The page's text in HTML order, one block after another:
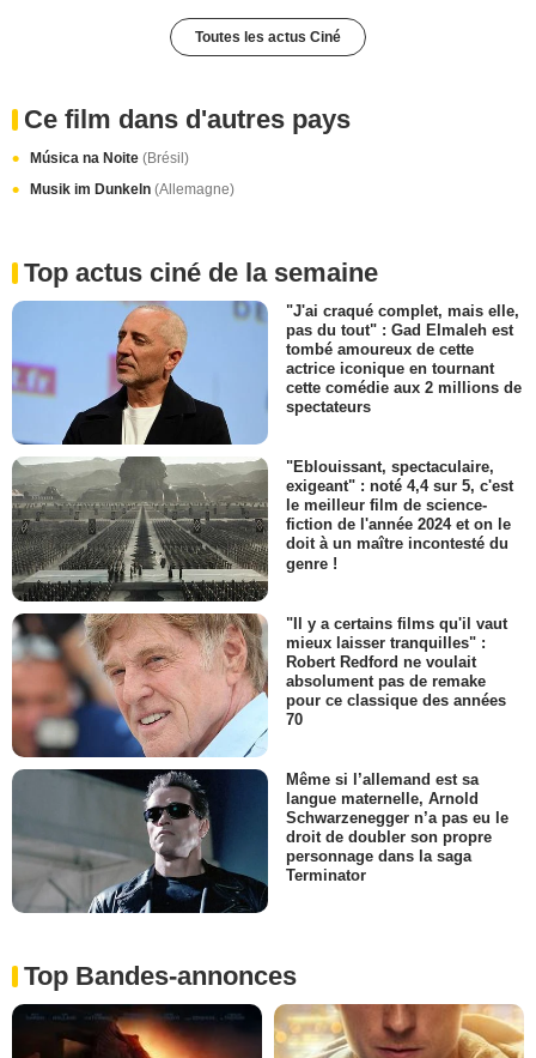
Toutes les actus Ciné
Ce film dans d'autres pays
Música na Noite (Brésil)
Musik im Dunkeln (Allemagne)
Top actus ciné de la semaine
"J'ai craqué complet, mais elle,
pas du tout" : Gad Elmaleh est
tombé amoureux de cette
actrice iconique en tournant
cette comédie aux 2 millions de
spectateurs
"Eblouissant, spectaculaire,
exigeant" : noté 4,4 sur 5, c'est
le meilleur film de science-
fiction de l'année 2024 et on le
doit à un maître incontesté du
genre !
"Il y a certains films qu'il vaut
mieux laisser tranquilles" :
Robert Redford ne voulait
absolument pas de remake
pour ce classique des années
70
Même si l’allemand est sa
langue maternelle, Arnold
Schwarzenegger n’a pas eu le
droit de doubler son propre
personnage dans la saga
Terminator
Top Bandes-annonces